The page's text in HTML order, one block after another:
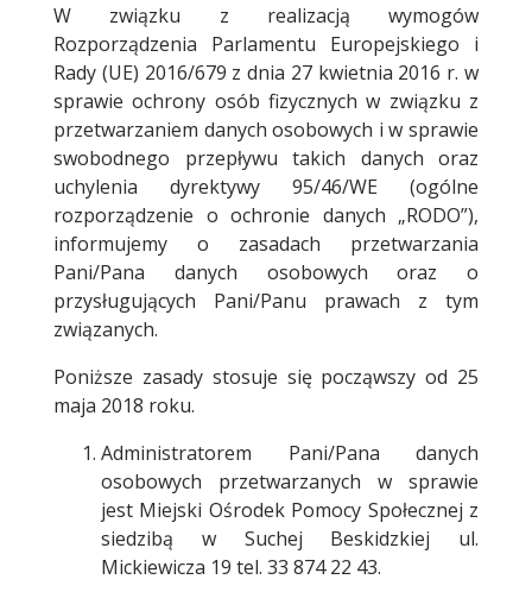
W związku z realizacją wymogów
Rozporządzenia Parlamentu Europejskiego i
Rady (UE) 2016/679 z dnia 27 kwietnia 2016 r. w
sprawie ochrony osób fizycznych w związku z
przetwarzaniem danych osobowych i w sprawie
swobodnego przepływu takich danych oraz
uchylenia dyrektywy 95/46/WE (ogólne
rozporządzenie o ochronie danych „RODO”),
informujemy o zasadach przetwarzania
Pani/Pana danych osobowych oraz o
przysługujących Pani/Panu prawach z tym
związanych.
Poniższe zasady stosuje się począwszy od 25
maja 2018 roku.
Administratorem Pani/Pana danych
osobowych przetwarzanych w sprawie
jest Miejski Ośrodek Pomocy Społecznej z
siedzibą w Suchej Beskidzkiej ul.
Mickiewicza 19 tel. 33 874 22 43.